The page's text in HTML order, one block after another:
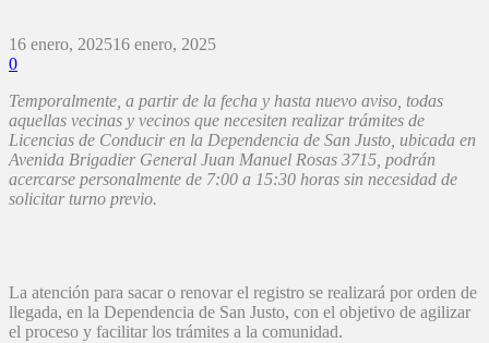
16 enero, 202516 enero, 2025
0
Temporalmente, a partir de la fecha y hasta nuevo aviso, todas
aquellas vecinas y vecinos que necesiten realizar trámites de
Licencias de Conducir en la Dependencia de San Justo, ubicada en
Avenida Brigadier General Juan Manuel Rosas 3715, podrán
acercarse personalmente de 7:00 a 15:30 horas sin necesidad de
solicitar turno previo.
La atención para sacar o renovar el registro se realizará por orden de
llegada, en la Dependencia de San Justo, con el objetivo de agilizar
el proceso y facilitar los trámites a la comunidad.